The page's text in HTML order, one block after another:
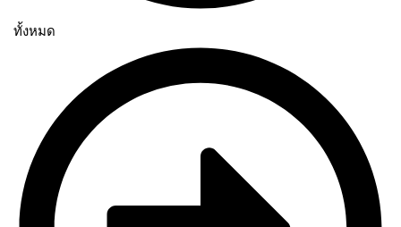
ทั้งหมด